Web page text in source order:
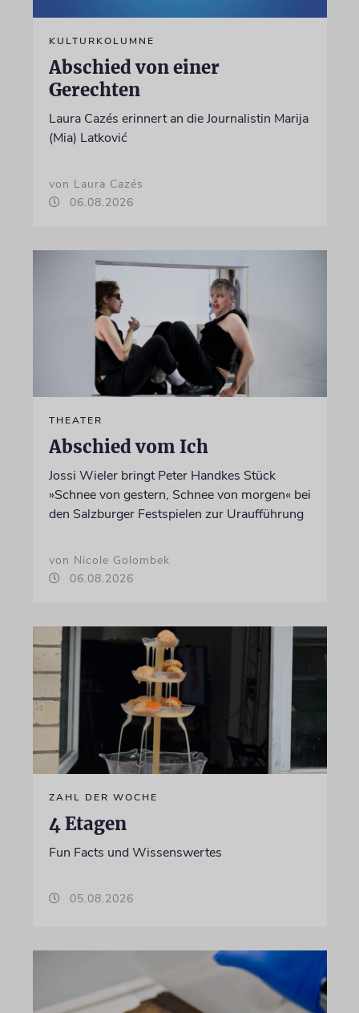
KULTURKOLUMNE
Abschied von einer
Gerechten
Laura Cazés erinnert an die Journalistin Marija
(Mia) Latković
von Laura Cazés
06.08.2026
THEATER
Abschied vom Ich
Jossi Wieler bringt Peter Handkes Stück
»Schnee von gestern, Schnee von morgen« bei
den Salzburger Festspielen zur Uraufführung
von Nicole Golombek
06.08.2026
ZAHL DER WOCHE
4 Etagen
Fun Facts und Wissenswertes
05.08.2026